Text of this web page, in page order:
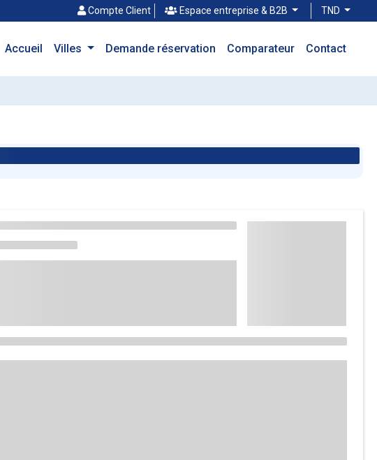
Compte Client Espace entreprise & B2B TND
Accueil Villes Demande réservation Comparateur Contact